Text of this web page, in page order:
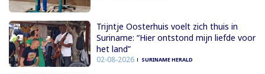
Trijntje Oosterhuis voelt zich thuis in
Suriname: “Hier ontstond mijn liefde voor
het land”
02-08-2026 SURINAME HERALD